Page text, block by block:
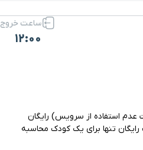
ساعت خروج
12:00
(درصورت عدم استفاده از سرویس) رایگان
تنها برای یک کودک محاسبه